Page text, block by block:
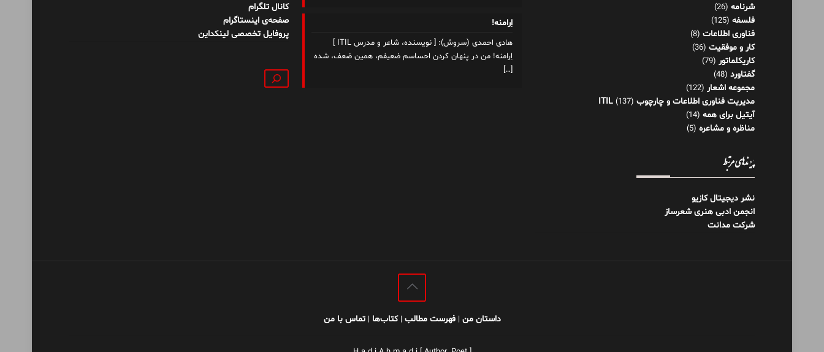
شرنامه (26)
فلسفه (125)
فناوری اطلاعات (8)
کار و موفقیت (36)
کاریکلماتور (79)
گفتاورد (48)
مجموعه اشعار (122)
مدیریت فناوری اطلاعات و چارچوب ITIL (137)
آیتیل برای همه (14)
مناظره و مشاعره (5)
پیوندهای مرتبط
نشر دیجیتال کازیو
انجمن ادبی هنری شعرساز
شرکت مدانت
اِرامنه!
هادی احمدی (سروش): [ نویسنده، شاعر و مدرس ITIL ]
اِرامنه! من در پنهان کردن احساسم ضعیفم، همین ضعف، شده
[…]
کانال تلگرام
صفحه‌ی اینستاگرام
پروفایل تخصصی لینکداین
جستجو
داستان من |فهرست مطالب |کتاب‌ها |تماس با من